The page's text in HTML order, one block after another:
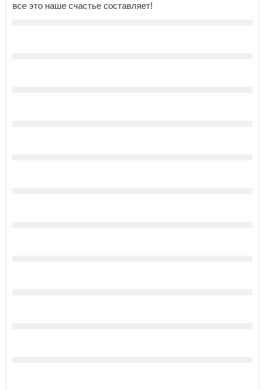
все это наше счастье составляет!